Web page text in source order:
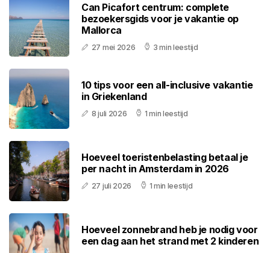
Can Picafort centrum: complete
bezoekersgids voor je vakantie op
Mallorca
27 mei 2026 3 min leestijd
10 tips voor een all-inclusive vakantie
in Griekenland
8 juli 2026 1 min leestijd
Hoeveel toeristenbelasting betaal je
per nacht in Amsterdam in 2026
27 juli 2026 1 min leestijd
Hoeveel zonnebrand heb je nodig voor
een dag aan het strand met 2 kinderen